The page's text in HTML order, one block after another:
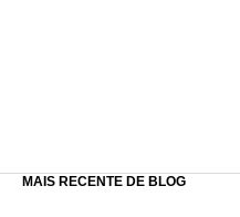
MAIS RECENTE DE BLOG